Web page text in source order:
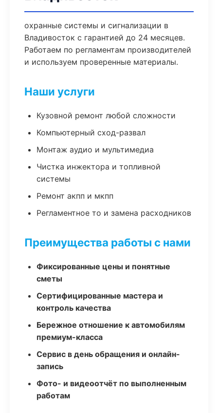
охранные системы и сигнализации в
Владивосток с гарантией до 24 месяцев.
Работаем по регламентам производителей
и используем проверенные материалы.
Наши услуги
Кузовной ремонт любой сложности
Компьютерный сход-развал
Монтаж аудио и мультимедиа
Чистка инжектора и топливной
системы
Ремонт акпп и мкпп
Регламентное то и замена расходников
Преимущества работы с нами
Фиксированные цены и понятные
сметы
Сертифицированные мастера и
контроль качества
Бережное отношение к автомобилям
премиум-класса
Сервис в день обращения и онлайн-
запись
Фото- и видеоотчёт по выполненным
работам